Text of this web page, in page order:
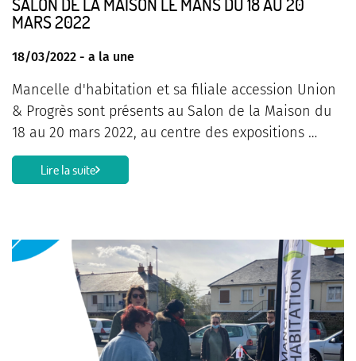
MARS 2022
18/03/2022 - a la une
Mancelle d'habitation et sa filiale accession Union
& Progrès sont présents au Salon de la Maison du
18 au 20 mars 2022, au centre des expositions …
Lire la suite